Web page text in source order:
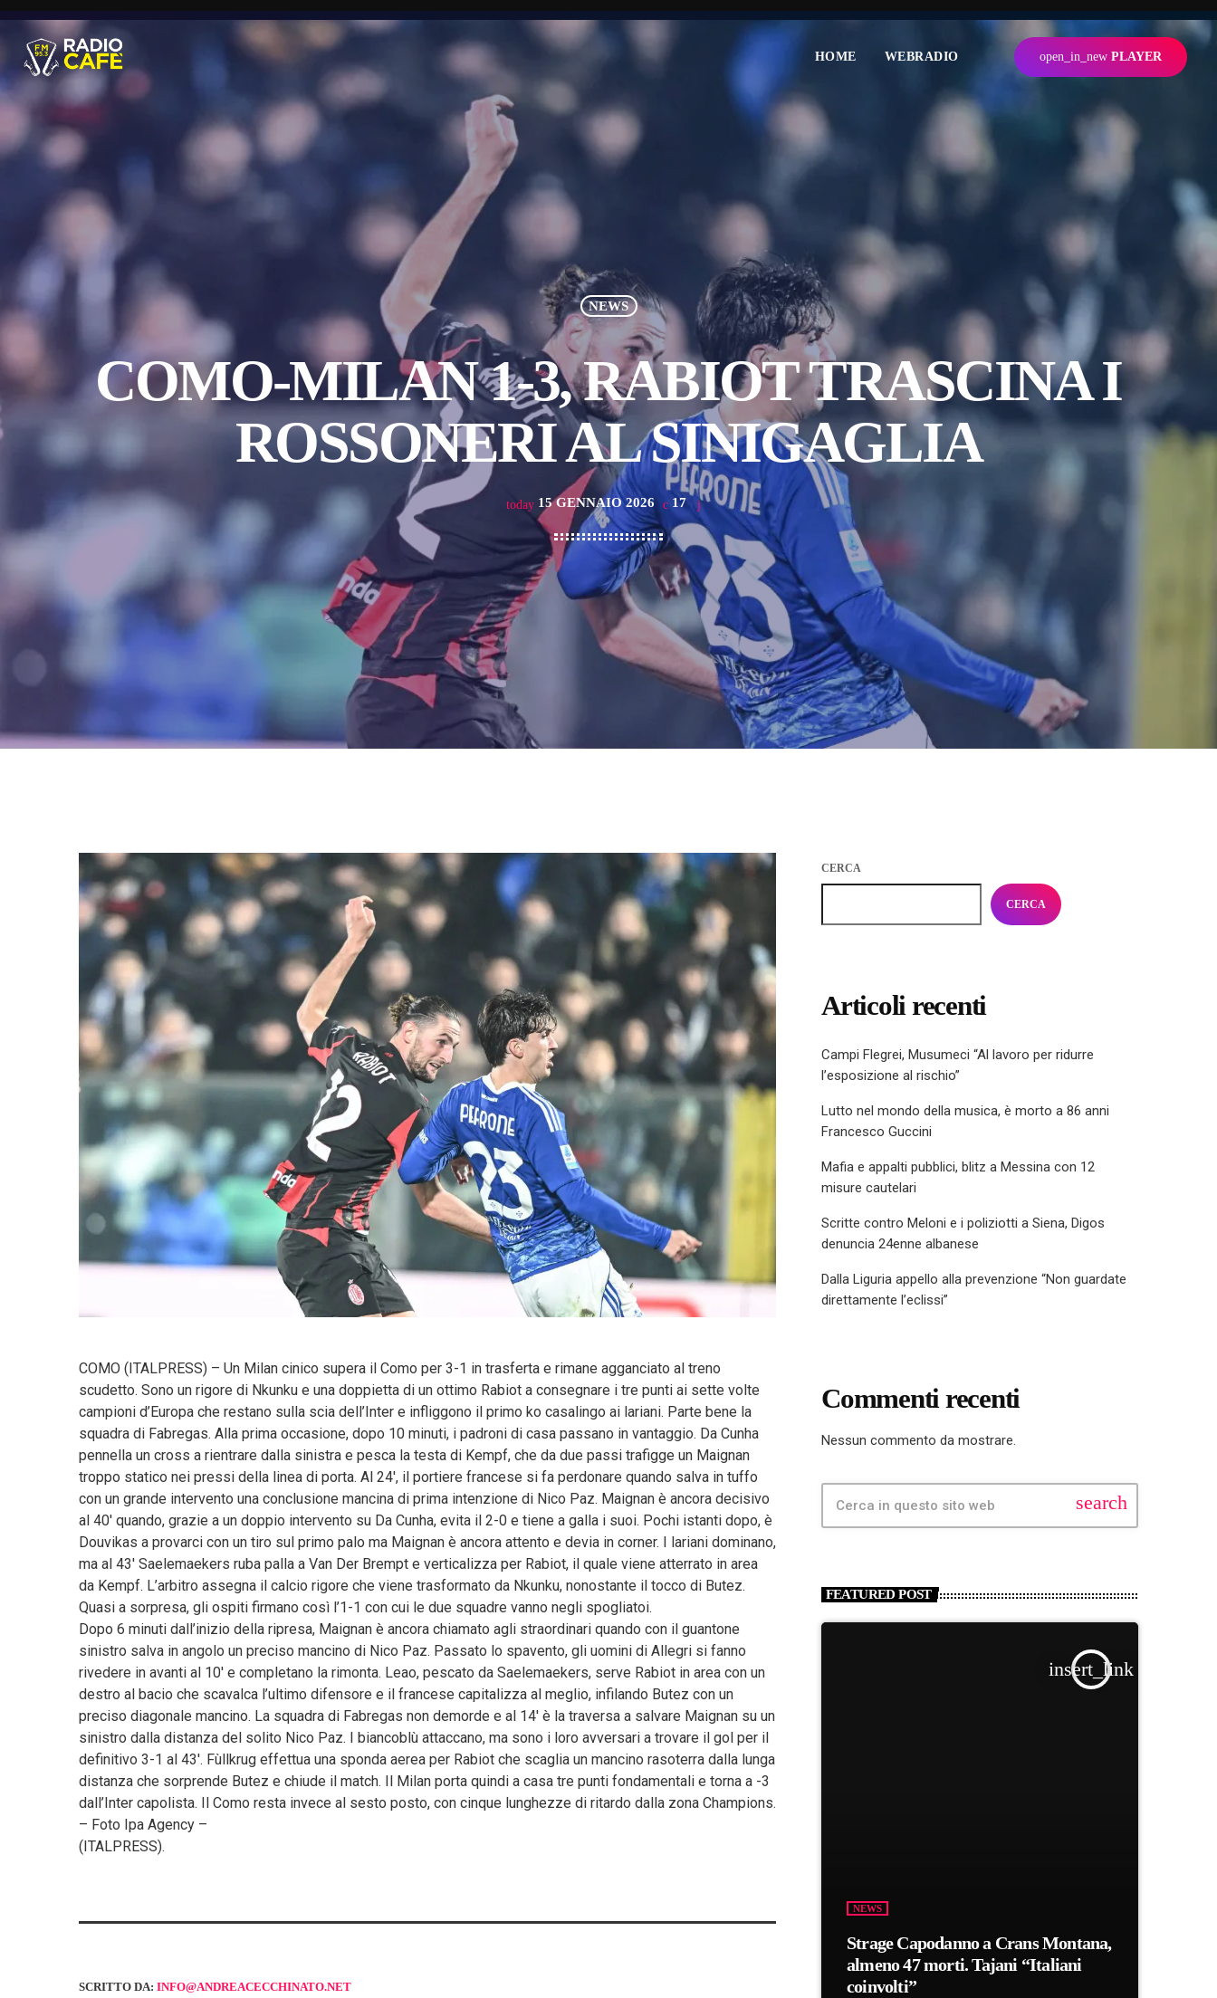
HOME WEBRADIO open_in_new PLAYER
NEWS
COMO-MILAN 1-3, RABIOT TRASCINA I
ROSSONERI AL SINIGAGLIA
today 15 GENNAIO 2026 17
COMO (ITALPRESS) – Un Milan cinico supera il Como per 3-1 in trasferta e rimane agganciato al treno
scudetto. Sono un rigore di Nkunku e una doppietta di un ottimo Rabiot a consegnare i tre punti ai sette volte
campioni d’Europa che restano sulla scia dell’Inter e infliggono il primo ko casalingo ai lariani. Parte bene la
squadra di Fabregas. Alla prima occasione, dopo 10 minuti, i padroni di casa passano in vantaggio. Da Cunha
pennella un cross a rientrare dalla sinistra e pesca la testa di Kempf, che da due passi trafigge un Maignan
troppo statico nei pressi della linea di porta. Al 24′, il portiere francese si fa perdonare quando salva in tuffo
con un grande intervento una conclusione mancina di prima intenzione di Nico Paz. Maignan è ancora decisivo
al 40′ quando, grazie a un doppio intervento su Da Cunha, evita il 2-0 e tiene a galla i suoi. Pochi istanti dopo, è
Douvikas a provarci con un tiro sul primo palo ma Maignan è ancora attento e devia in corner. I lariani dominano,
ma al 43′ Saelemaekers ruba palla a Van Der Brempt e verticalizza per Rabiot, il quale viene atterrato in area
da Kempf. L’arbitro assegna il calcio rigore che viene trasformato da Nkunku, nonostante il tocco di Butez.
Quasi a sorpresa, gli ospiti firmano così l’1-1 con cui le due squadre vanno negli spogliatoi.
Dopo 6 minuti dall’inizio della ripresa, Maignan è ancora chiamato agli straordinari quando con il guantone
sinistro salva in angolo un preciso mancino di Nico Paz. Passato lo spavento, gli uomini di Allegri si fanno
rivedere in avanti al 10′ e completano la rimonta. Leao, pescato da Saelemaekers, serve Rabiot in area con un
destro al bacio che scavalca l’ultimo difensore e il francese capitalizza al meglio, infilando Butez con un
preciso diagonale mancino. La squadra di Fabregas non demorde e al 14′ è la traversa a salvare Maignan su un
sinistro dalla distanza del solito Nico Paz. I biancoblù attaccano, ma sono i loro avversari a trovare il gol per il
definitivo 3-1 al 43′. Fùllkrug effettua una sponda aerea per Rabiot che scaglia un mancino rasoterra dalla lunga
distanza che sorprende Butez e chiude il match. Il Milan porta quindi a casa tre punti fondamentali e torna a -3
dall’Inter capolista. Il Como resta invece al sesto posto, con cinque lunghezze di ritardo dalla zona Champions.
– Foto Ipa Agency –
(ITALPRESS).
SCRITTO DA: INFO@ANDREACECCHINATO.NET
CERCA
CERCA
Articoli recenti
Campi Flegrei, Musumeci “Al lavoro per ridurre
l’esposizione al rischio”
Lutto nel mondo della musica, è morto a 86 anni
Francesco Guccini
Mafia e appalti pubblici, blitz a Messina con 12
misure cautelari
Scritte contro Meloni e i poliziotti a Siena, Digos
denuncia 24enne albanese
Dalla Liguria appello alla prevenzione “Non guardate
direttamente l’eclissi”
Commenti recenti
Nessun commento da mostrare.
search
FEATURED POST
insert_link
NEWS
Strage Capodanno a Crans Montana,
almeno 47 morti. Tajani “Italiani
coinvolti”